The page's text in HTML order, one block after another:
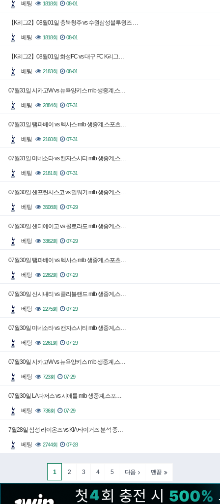
베팅 1818회 08-01
【K리그2】08월01일 충북청주 vs 수원삼성블루윙즈 …
베팅 1818회 08-01
【K리그2】08월01일 화성FC vs 대구 FC K리그…
베팅 2183회 08-01
07월31일 시카고W vs 뉴욕양키스 mlb 생중계,스…
베팅 2884회 07-31
07월31일 탬파베이 vs 텍사스 mlb 생중계,스포츠…
베팅 2160회 07-31
07월31일 미네소타 vs 캔자스시티 mlb 생중계,스…
베팅 2181회 07-31
07월30일 샌프란시스코 vs 밀워키 mlb 생중계,스…
베팅 3508회 07-29
07월30일 샌디에이고 vs 콜로라도 mlb 생중계,스…
베팅 3362회 07-29
07월30일 탬파베이 vs 텍사스 mlb 생중계,스포츠…
베팅 2282회 07-29
07월30일 신시내티 vs 클리블랜드 mlb 생중계,스…
베팅 2275회 07-29
07월30일 미네소타 vs 캔자스시티 mlb 생중계,스…
베팅 2261회 07-29
07월30일 시카고W vs 뉴욕양키스 mlb 생중계,스…
베팅 723회 07-29
07월30일 LA다저스 vs 시애틀 mlb 생중계,스포…
베팅 736회 07-29
7월28일 삼성 라이온즈 vs KIA 타이거즈 분석 중…
베팅 2744회 07-28
1 2 3 4 5 다음 맨끝